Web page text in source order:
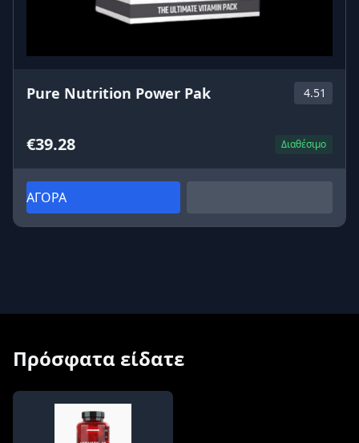
Pure Nutrition Power Pak 4.51
€39.28 Διαθέσιμο
ΑΓΟΡΑ
Πρόσφατα είδατε